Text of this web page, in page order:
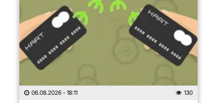
06.08.2026 - 18:11 130